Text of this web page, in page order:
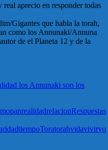
aprecio en responder todas
Gigantes que habla la torah,
como los Annunaki/Annuna
de el Planeta 12 y de la
los Annunaki son los
panrealidadrelacionRespuestas
tiempoToratorahvidaviviryo